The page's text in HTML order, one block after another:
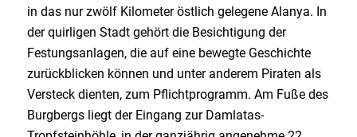
in das nur zwölf Kilometer östlich gelegene Alanya. In
der quirligen Stadt gehört die Besichtigung der
Festungsanlagen, die auf eine bewegte Geschichte
zurückblicken können und unter anderem Piraten als
Versteck dienten, zum Pflichtprogramm. Am Fuße des
Burgbergs liegt der Eingang zur Damlatas-